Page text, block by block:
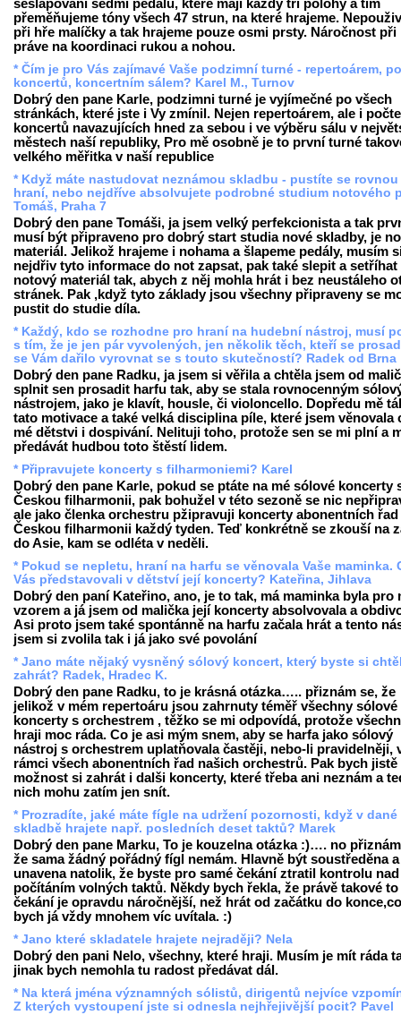
sešlapování sedmi pedálů, které mají každý tři polohy a tím
přeměňujeme tóny všech 47 strun, na které hrajeme.
při hře malíčky a tak hrajeme pouze osmi prsty. Náročnost při
práve na koordinaci rukou a nohou.
* Čím je pro Vás zajímavé Vaše podzimní turné - repertoárem,
koncertů, koncertním sálem? Karel M., Turnov
Dobrý den pane Karle, podzimni turné je vyjímečné po všech
stránkách, které jste i Vy zmínil. Nejen repertoárem, ale i
koncertů navazujících hned za sebou i ve výběru sálu v
městech naší republiky, Pro mě osobně je to první turné
velkého měřitka v naší republice
* Když máte nastudovat neznámou skladbu - pustíte se rovnou
hraní, nebo nejdříve absolvujete podrobné studium notového
Tomáš, Praha 7
Dobrý den pane Tomáši, ja jsem velký perfekcionista a tak
musí být připraveno pro dobrý start studia nové skladby, je
materiál. Jelikož hrajeme i nohama a šlapeme pedály, musím
nejdřiv tyto informace do not zapsat, pak také slepit a setříhat
notový materiál tak, abych z něj mohla hrát i bez neustáleho
stránek. Pak ,když tyto základy jsou všechny připraveny se
pustit do studie díla.
* Každý, kdo se rozhodne pro hraní na hudební nástroj, musí
s tím, že je jen pár vyvolených, jen několik těch, kteří se
se Vám dařilo vyrovnat se s touto skutečností? Radek od Brna
Dobrý den pane Radku, ja jsem si věřila a chtěla jsem od
splnit sen prosadit harfu tak, aby se stala rovnocenným
nástrojem, jako je klavít, housle, či violoncello. Dopředu mě
tato motivace a také velká disciplina píle, které jsem věnovala
mé dětstvi i dospivání. Nelituji toho, protože sen se mi plní a
předávát hudbou toto štěstí lidem.
* Připravujete koncerty s filharmoniemi? Karel
Dobrý den pane Karle, pokud se ptáte na mé sólové koncerty
Českou filharmonii, pak bohužel v této sezoně se nic
ale jako členka orchestru pžipravuji koncerty abonentních řad
Českou filharmonii každý tyden. Teď konkrétně se zkouší na
do Asie, kam se odléta v neděli.
* Pokud se nepletu, hraní na harfu se věnovala Vaše maminka.
Vás představovali v dětství její koncerty? Kateřina, Jihlava
Dobrý den paní Kateřino, ano, je to tak, má maminka byla pro
vzorem a já jsem od malička její koncerty absolvovala a
Asi proto jsem také spontánně na harfu začala hrát a tento
jsem si zvolila tak i já jako své povolání
* Jano máte nějaký vysněný sólový koncert, který byste si
zahrát? Radek, Hradec K.
Dobrý den pane Radku, to je krásná otázka….. přiznám se, že
jelikož v mém repertoáru jsou zahrnuty téměř všechny sólové
koncerty s orchestrem , těžko se mi odpovídá, protože
hraji moc ráda. Co je asi mým snem, aby se harfa jako sólový
nástroj s orchestrem uplatňovala častěji, nebo-li pravidelněji,
rámci všech abonentních řad našich orchestrů. Pak bych jistě
možnost si zahrát i dalši koncerty, které třeba ani neznám a
nich mohu zatím jen snít.
* Prozradíte, jaké máte fígle na udržení pozornosti, když v dané
skladbě hrajete např. posledních deset taktů? Marek
Dobrý den pane Marku, To je kouzelna otázka :)…. no
že sama žádný pořádný fígl nemám. Hlavně být soustředěna
unavena natolik, že byste pro samé čekání ztratil kontrolu nad
počítáním volných taktů. Někdy bych řekla, že právě takové to
čekání je opravdu náročnější, než hrát od začátku do
bych já vždy mnohem víc uvítala. :)
* Jano které skladatele hrajete nejraději? Nela
Dobrý den pani Nelo, všechny, které hraji. Musím je mít ráda
jinak bych nemohla tu radost předávat dál.
* Na která jména významných sólistů, dirigentů nejvíce
Z kterých vystoupení jste si odnesla nejhřejivější pocit? Pavel